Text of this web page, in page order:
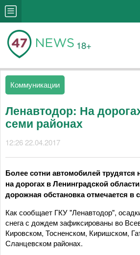
18+
Коммуникации
Ленавтодор: На
семи районах
12:26 22.04.2017
Более сотни автомобилей трудятся
на дорогах в Ленинградской
дорожная обстановка отмечается в
Как сообщает ГКУ "Ленавтодор",
снега с дождем зафиксированы во
Кировском, Тосненском, Киришском,
Сланцевском районах.